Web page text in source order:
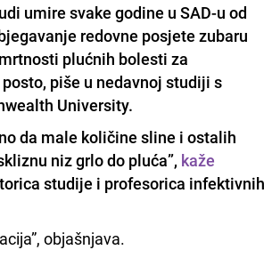
umire svake godine u SAD-u od
redovne posjete zubaru
plućnih bolesti za
piše u nedavnoj studiji s
University.
da male količine sline i ostalih
niz grlo do pluća”, kaže
studije i profesorica infektivnih
objašnjava.